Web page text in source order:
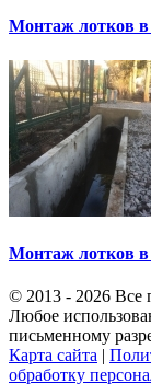
Монтаж лотков в
Монтаж лотков в
© 2013 - 2026 Все
Любое
письменному
Карта сайта |
обработку